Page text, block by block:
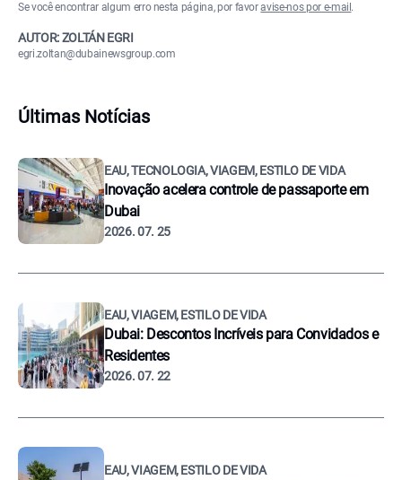
Se você encontrar algum erro nesta página, por favoravise-nos por e-mail .
AUTOR: ZOLTÁN EGRI
egri.zoltan@dubainewsgroup.com
Últimas Notícias
EAU, TECNOLOGIA, VIAGEM, ESTILO DE VIDA
Inovação acelera controle de passaporte em
Dubai
2026. 07. 25
EAU, VIAGEM, ESTILO DE VIDA
Dubai: Descontos Incríveis para Convidados e
Residentes
2026. 07. 22
EAU, VIAGEM, ESTILO DE VIDA